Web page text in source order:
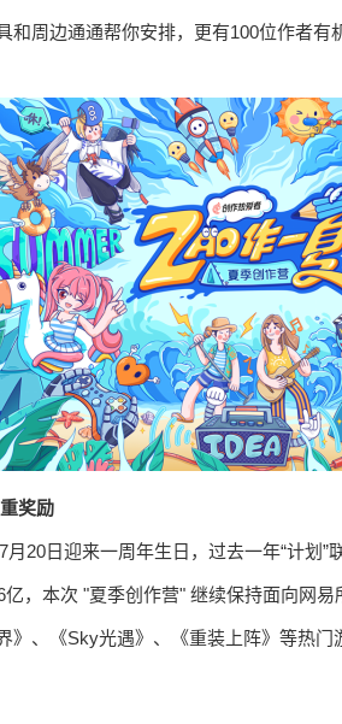
和周边通通帮你安排，更有100位作者
奖励
20日迎来一周年生日，过去一年“计划
，本次 "夏季创作营" 继续保持面向网
》、《Sky光遇》、《重装上阵》等热